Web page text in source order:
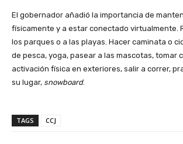
El gobernador añadió la importancia de
físicamente y a estar conectado virtualmente.
los parques o a las playas. Hacer caminata o
de pesca, yoga, pasear a las mascotas, tomar
activación física en exteriores, salir a correr,
su lugar, snowboard.
TAGS CCJ